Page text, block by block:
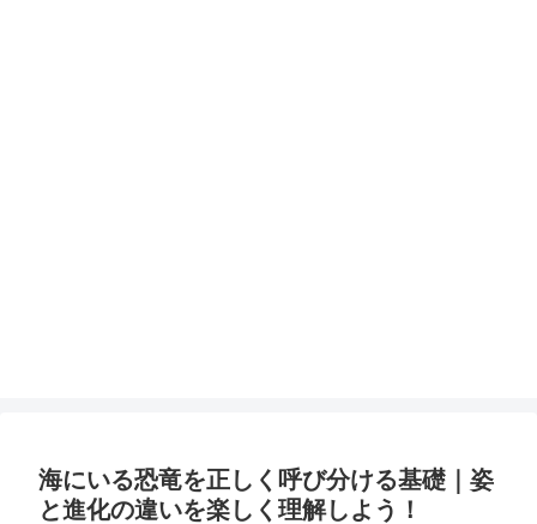
海にいる恐竜を正しく呼び分ける基礎｜姿
と進化の違いを楽しく理解しよう！